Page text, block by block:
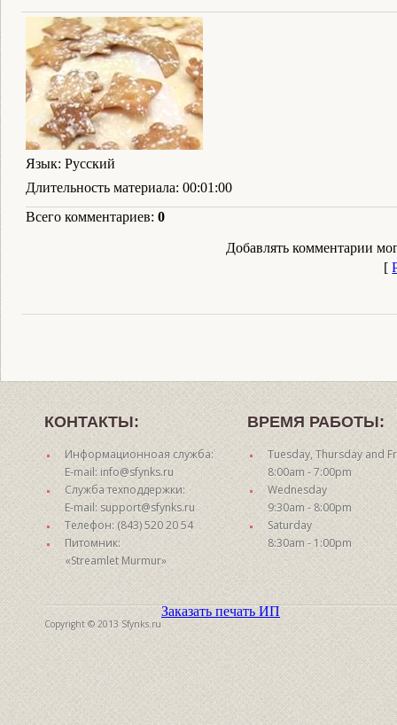
Язык: Русский
Длительность материала: 00:01:00
Всего комментариев: 0
Добавлять комментарии
[
КОНТАКТЫ:
Информационноая служба:
E-mail: info@sfynks.ru
Служба техподдержки:
E-mail: support@sfynks.ru
Телефон: (843) 520 20 54
Питомник:
«Streamlet Murmur»
ВРЕМЯ РАБОТЫ:
Tuesday, Thursday and
8:00am - 7:00pm
Wednesday
9:30am - 8:00pm
Saturday
8:30am - 1:00pm
Copyright © 2013 Sfynks.ru
Заказать печать ИП